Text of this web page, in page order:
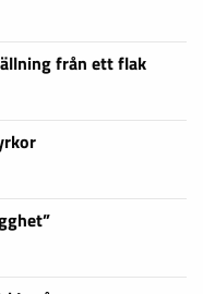
från ett flak